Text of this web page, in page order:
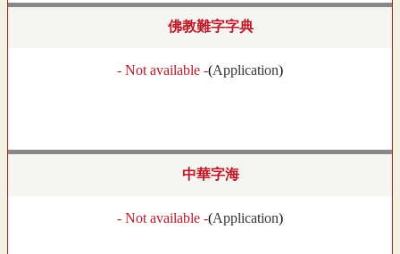
佛教難字字典
- Not available -(Application)
中華字海
- Not available -(Application)